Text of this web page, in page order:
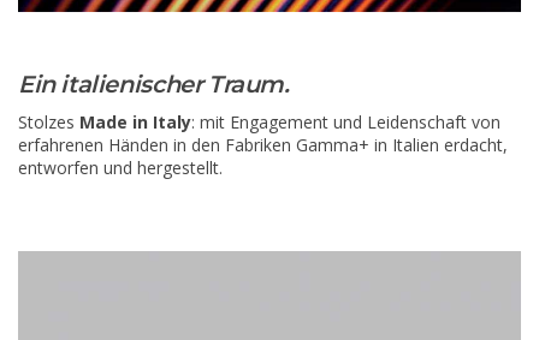
Ein italienischer Traum.
Stolzes Made in Italy: mit Engagement und Leidenschaft von
erfahrenen Händen in den Fabriken Gamma+ in Italien erdacht,
entworfen und hergestellt.